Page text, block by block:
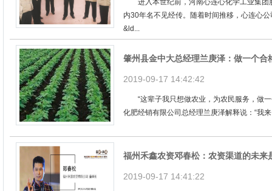
进入本世纪前，河南心连心化学工业集团
内30年名不见经传。随着时间推移，心连心
&ld...
肇州县金中大总经理兰庚泽：做一个合
2019-09-17 14:42:42
“这辈子我只想做农业，为农民服务，做一
化肥经销有限公司总经理兰庚泽解释说：“我
福州禾鑫农资邓春松：农资渠道的未来
2019-09-17 14:41:22